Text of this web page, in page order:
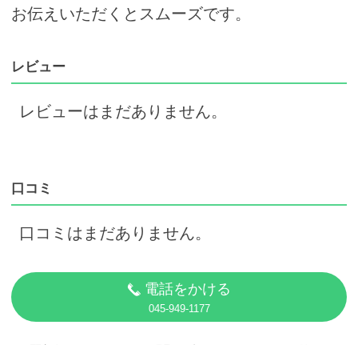
お伝えいただくとスムーズです。
レビュー
レビューはまだありません。
口コミ
口コミはまだありません。
電話をかける
045-949-1177